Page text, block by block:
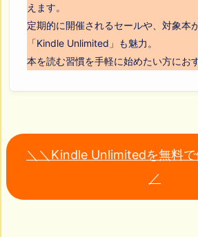
えます。
定期的に開催されるセールや、対象本
「Kindle Unlimited」も魅力。
本を読む習慣を手軽に始めたい方にお
＼＼Kindle Unlimitedを無料で
／